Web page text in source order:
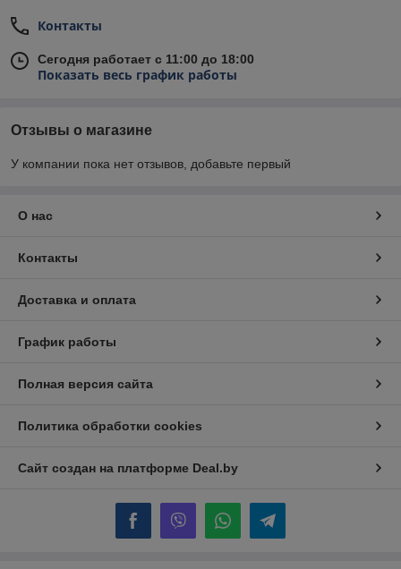
Контакты
Сегодня работает с 11:00 до 18:00
Показать весь график работы
Отзывы о магазине
У компании пока нет отзывов, добавьте первый
О нас
Контакты
Доставка и оплата
График работы
Полная версия сайта
Политика обработки cookies
Сайт создан на платформе Deal.by